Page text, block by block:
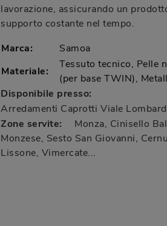
lavorazione, assicurando un
supporto costante nel tempo.
Marca:
Samoa
Materiale:
Tessuto tecnico, Pelle
(per base TWIN),
Disponibile presso:
Arredamenti Caprotti Viale
Zone servite:
Monza, Cinisello
Monzese, Sesto San Giovanni,
Lissone, Vimercate...